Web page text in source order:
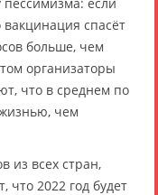
спасёт
больше, чем
организаторы
что в среднем по
чем
из всех стран,
что 2022 год будет